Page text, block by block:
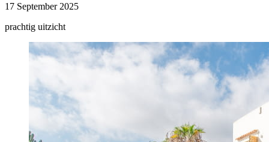
17 September 2025
prachtig uitzicht